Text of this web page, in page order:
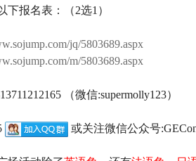
下报名表：（2选1）
jq/5803689.aspx
m/5803689.aspx
（微信:supermolly123）
或关注微信公众号